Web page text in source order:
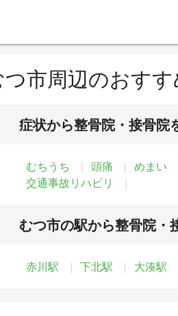
つ市周辺のおす
症状から整骨院・接骨院
むちうち 頭痛 めまい
交通事故リハビリ
むつ市の駅から整骨院・
赤川駅 下北駅 大湊駅